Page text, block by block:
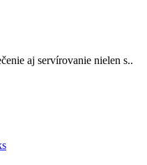
aj servírovanie nielen s..